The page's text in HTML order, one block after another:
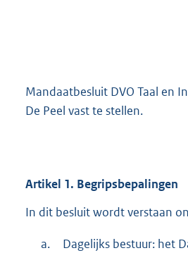
Mandaatbesluit DVO Taal en
De Peel vast te stellen.
Artikel 1. Begripsbepalingen
In dit besluit wordt verstaan
a.
Dagelijks bestuur: het